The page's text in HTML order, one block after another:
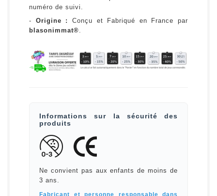
numéro de suivi.
- Origine :
Conçu et Fabriqué en France par
blasonimmat®.
Informations sur la sécurité des
produits
Ne convient pas aux enfants de moins de
3 ans.
Fabricant et personne responsable dans